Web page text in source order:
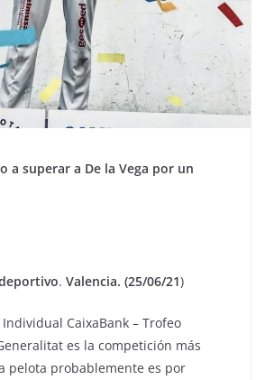
a superar a De la Vega por un
. Valencia. (25/06/21)
CaixaBank – Trofeo
es la competición más
pelota probablemente es por